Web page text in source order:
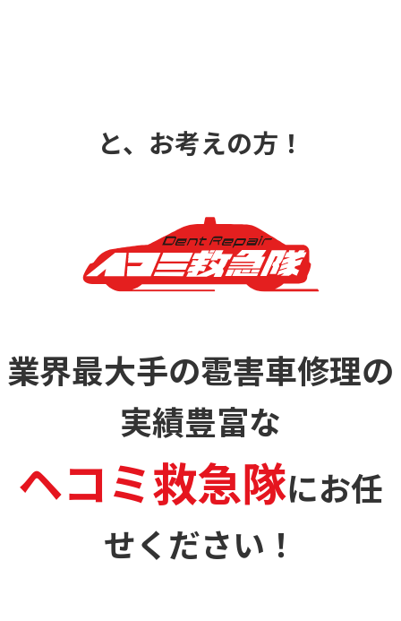
と、お考えの方！
業界最大手の雹害車修理の
実績豊富な
ヘコミ救急隊にお任
せください！